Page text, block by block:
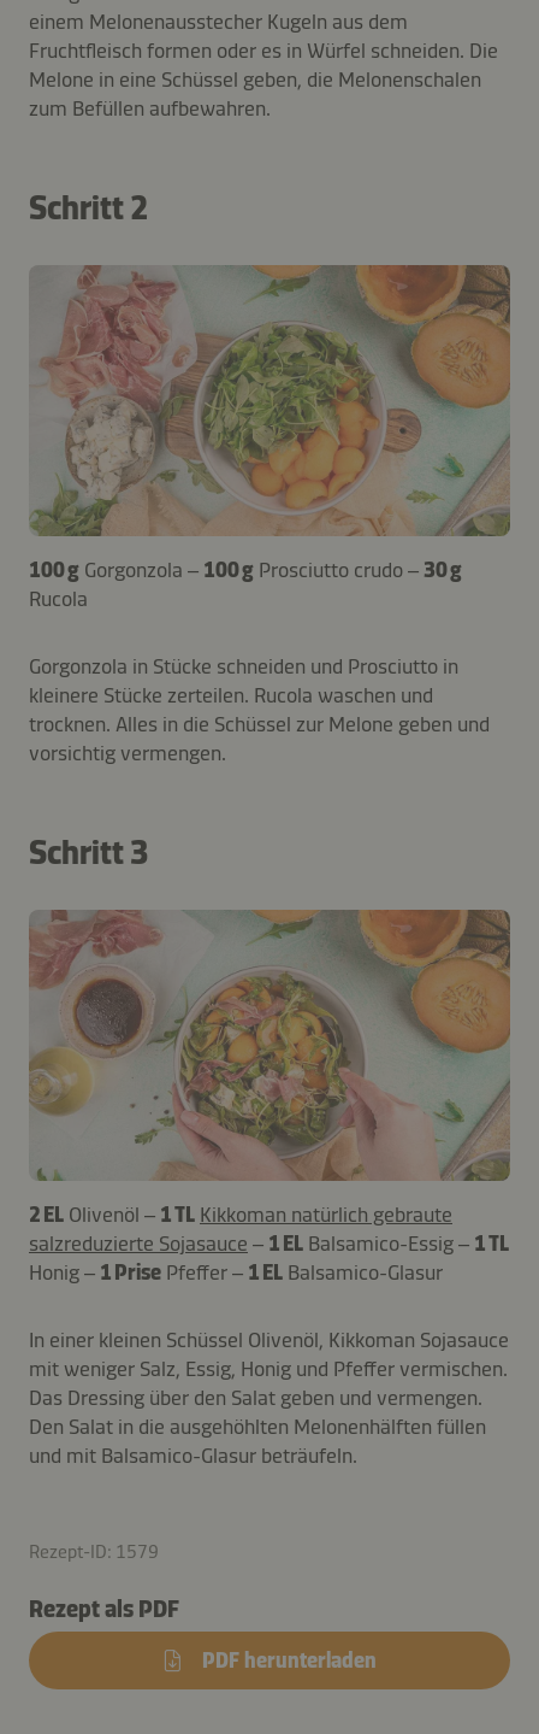
einem Melonenausstecher Kugeln aus dem
Fruchtfleisch formen oder es in Würfel schneiden. Die
Melone in eine Schüssel geben, die Melonenschalen
zum Befüllen aufbewahren.
Schritt 2
100 g Gorgonzola – 100 g Prosciutto crudo – 30 g
Rucola
Gorgonzola in Stücke schneiden und Prosciutto in
kleinere Stücke zerteilen. Rucola waschen und
trocknen. Alles in die Schüssel zur Melone geben und
vorsichtig vermengen.
Schritt 3
2 EL Olivenöl – 1 TL Kikkoman natürlich gebraute
salzreduzierte Sojasauce – 1 EL Balsamico-Essig – 1 TL
Honig – 1 Prise Pfeffer – 1 EL Balsamico-Glasur
In einer kleinen Schüssel Olivenöl, Kikkoman Sojasauce
mit weniger Salz, Essig, Honig und Pfeffer vermischen.
Das Dressing über den Salat geben und vermengen.
Den Salat in die ausgehöhlten Melonenhälften füllen
und mit Balsamico-Glasur beträufeln.
Rezept-ID: 1579
Rezept als PDF
PDF herunterladen